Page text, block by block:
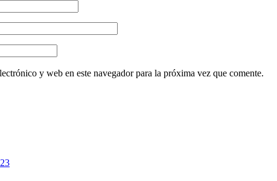
y web en este navegador para la próxima vez que comente.